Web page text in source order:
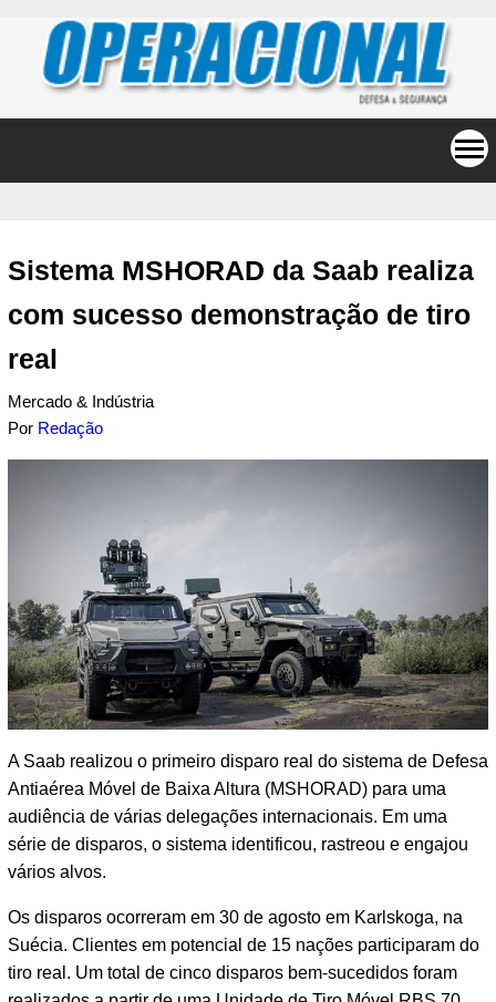
Sistema MSHORAD da Saab realiza
com sucesso demonstração de tiro
real
Mercado & Indústria
Por Redação
A Saab realizou o primeiro disparo real do sistema de Defesa
Antiaérea Móvel de Baixa Altura (MSHORAD) para uma
audiência de várias delegações internacionais. Em uma
série de disparos, o sistema identificou, rastreou e engajou
vários alvos.
Os disparos ocorreram em 30 de agosto em Karlskoga, na
Suécia. Clientes em potencial de 15 nações participaram do
tiro real. Um total de cinco disparos bem-sucedidos foram